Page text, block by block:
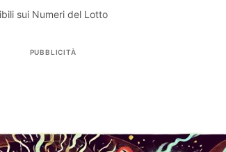
sui Numeri del Lotto
PUBBLICITÀ